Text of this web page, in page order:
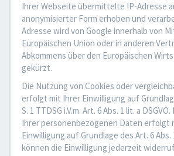
Ihrer Webseite übermittelte IP-Adresse
anonymisierter Form erhoben und
Adresse wird von Google innerhalb von
Europäischen Union oder in anderen
Abkommens über den Europäischen
gekürzt.
Die Nutzung von Cookies oder
erfolgt mit Ihrer Einwilligung auf
S. 1 TTDSG i.V.m. Art. 6 Abs. 1 lit. a
Ihrer personenbezogenen Daten erfolgt
Einwilligung auf Grundlage des Art. 6 Abs.
können die Einwilligung jederzeit